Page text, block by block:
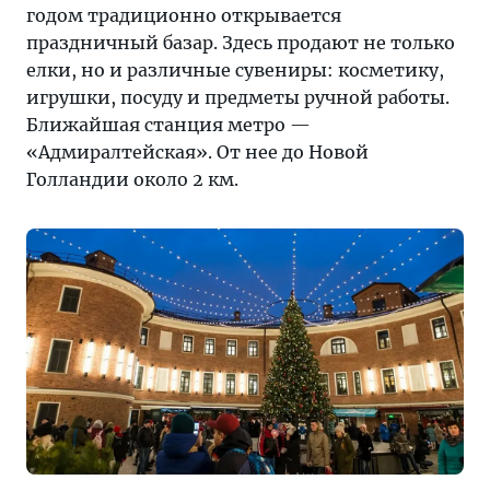
годом традиционно открывается
праздничный базар. Здесь продают не только
елки, но и различные сувениры: косметику,
игрушки, посуду и предметы ручной работы.
Ближайшая станция метро —
«Адмиралтейская». От нее до Новой
Голландии около 2 км.